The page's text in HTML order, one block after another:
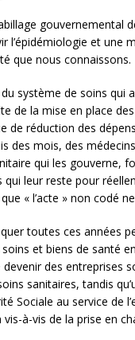
l’épidémiologie et
que nous connaissons.
système de soins qui
de la mise en place
de réduction des
des mois, des
qui les gouverne,
qui leur reste pour
« l’acte » non codé
toutes ces années
et biens de santé
des entreprises
sanitaires, tandis
Sociale au service de
à-vis de la prise en